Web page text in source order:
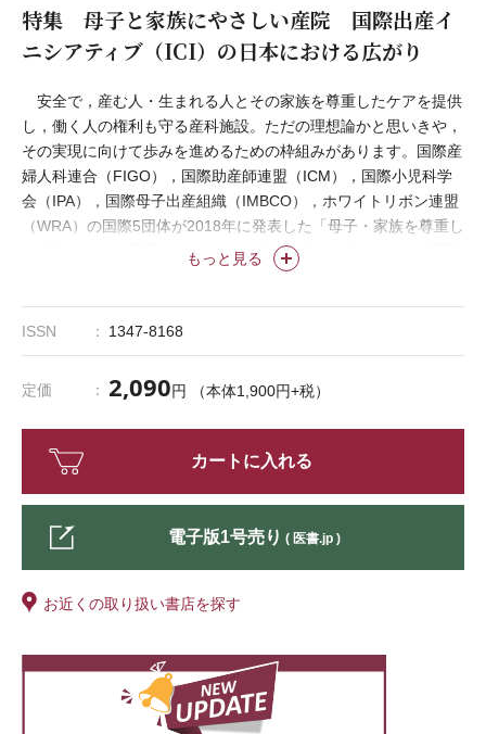
特集 母子と家族にやさしい産院 国際出産イ
ニシアティブ（ICI）の日本における広がり
もっと見る
安全で，産む人・生まれる人とその家族を尊重したケアを提供
し，働く人の権利も守る産科施設。ただの理想論かと思いきや，
その実現に向けて歩みを進めるための枠組みがあります。国際産
婦人科連合（FIGO），国際助産師連盟（ICM），国際小児科学
会（IPA），国際母子出産組織（IMBCO），ホワイトリボン連盟
（WRA）の国際5団体が2018年に発表した「母子・家族を尊重し
た安全なケアを実現する12ステップ」を掲げて推進する，「国際
出産イニシアティブ」（International Childbirth Initiative：ICI）
ICIの12ステップは，世界保健機関（WHO）のガイドライン
「エビデンスに基づくケア」「スタッフも尊重される環境」な
ど，質の高い出産ケアに必要な条件を言語化し，体系的に示して
います。ICIにはその実現を目指す施設の認証制度が用意されて
おり，認証を目指すプロセスを通して，スタッフが理念を共有す
であることを内外に示し，理念を共有する施設同士がつながるこ
とができます。
ICI日本事務局の活動が2024年に始まり，日本でもこの取り組
みが広がりつつあります。2026年1月現在で，10施設が第一段階
ったか，さらに12ステップにどのように取り組んでいるのかをご
紹介いただきます。
ISSN 1347-8168
定価 2,090円 （本体1,900円+税）
カートに入れる
電子版1号売り ( 医書.jp )
お近くの取り扱い書店を探す